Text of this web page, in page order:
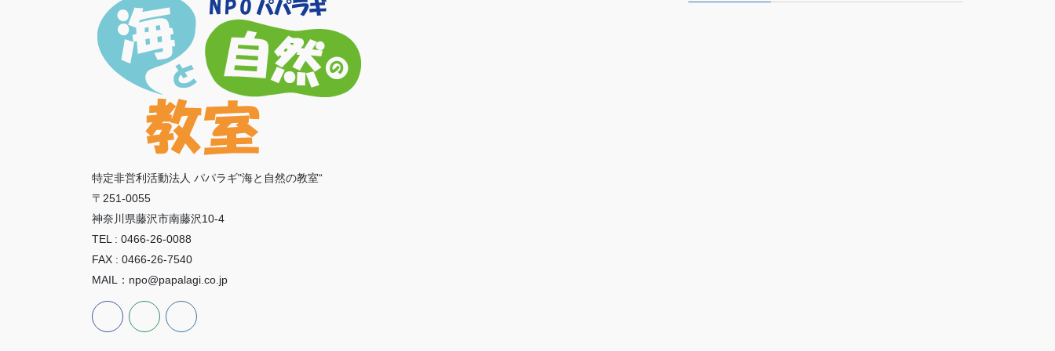
特定非営利活動法人 パパラギ"海と自然の教室“
〒251-0055
神奈川県藤沢市南藤沢10-4
TEL : 0466-26-0088
FAX : 0466-26-7540
MAIL：npo@papalagi.co.jp